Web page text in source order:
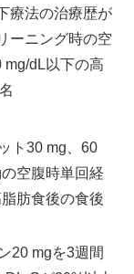
療法の治療歴が
ーニング時の空
mg/dL以下の高
ト30 mg、60
空腹時単回経
肪食後の食後
20 mgを3週間